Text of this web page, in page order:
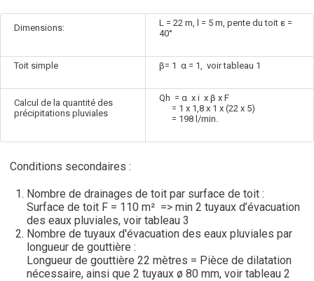
Dimensions:
L = 22 m, l = 5 m, pente du toit ε =
40°
Toit simple β= 1 α = 1, voir tableau 1
Calcul de la quantité des
précipitations pluviales
Qh = α x i x β x F
= 1 x 1,8 x 1 x (22 x 5)
= 198 l/min.
Conditions secondaires :
Nombre de drainages de toit par surface de toit :
Surface de toit F = 110 m² => min 2 tuyaux d’évacuation
des eaux pluviales, voir tableau 3
Nombre de tuyaux d'évacuation des eaux pluviales par
longueur de gouttière :
Longueur de gouttière 22 mètres = Pièce de dilatation
nécessaire, ainsi que 2 tuyaux ø 80 mm, voir tableau 2